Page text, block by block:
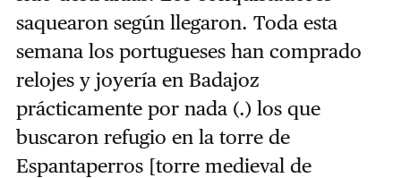
saquearon según llegaron. Toda esta
semana los portugueses han comprado
relojes y joyería en Badajoz
prácticamente por nada (.) los que
buscaron refugio en la torre de
Espantaperros [torre medieval de